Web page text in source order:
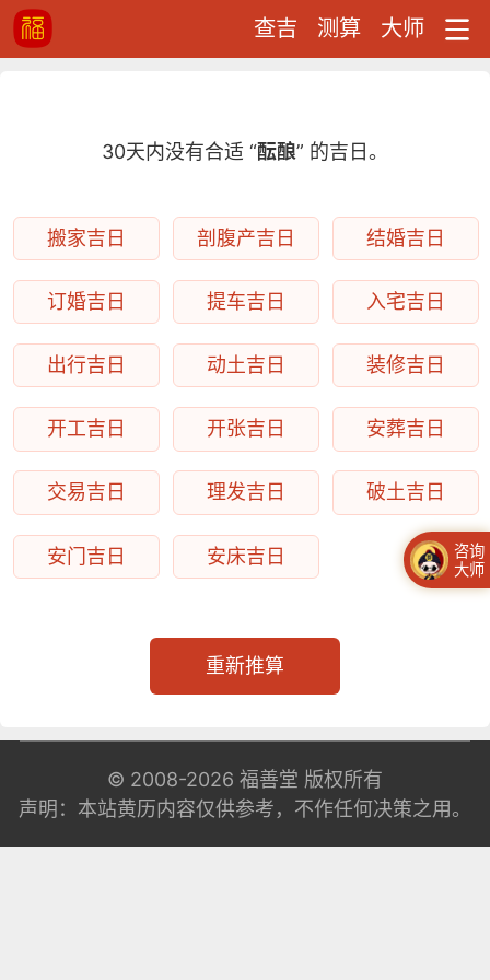
查吉 测算 大师
30天内没有合适 “酝酿” 的吉日。
搬家吉日 剖腹产吉日 结婚吉日
订婚吉日 提车吉日 入宅吉日
出行吉日 动土吉日 装修吉日
开工吉日 开张吉日 安葬吉日
交易吉日 理发吉日 破土吉日
安门吉日 安床吉日
重新推算
© 2008-2026 福善堂 版权所有
声明：本站黄历内容仅供参考，不作任何决策之用。
咨询
大师